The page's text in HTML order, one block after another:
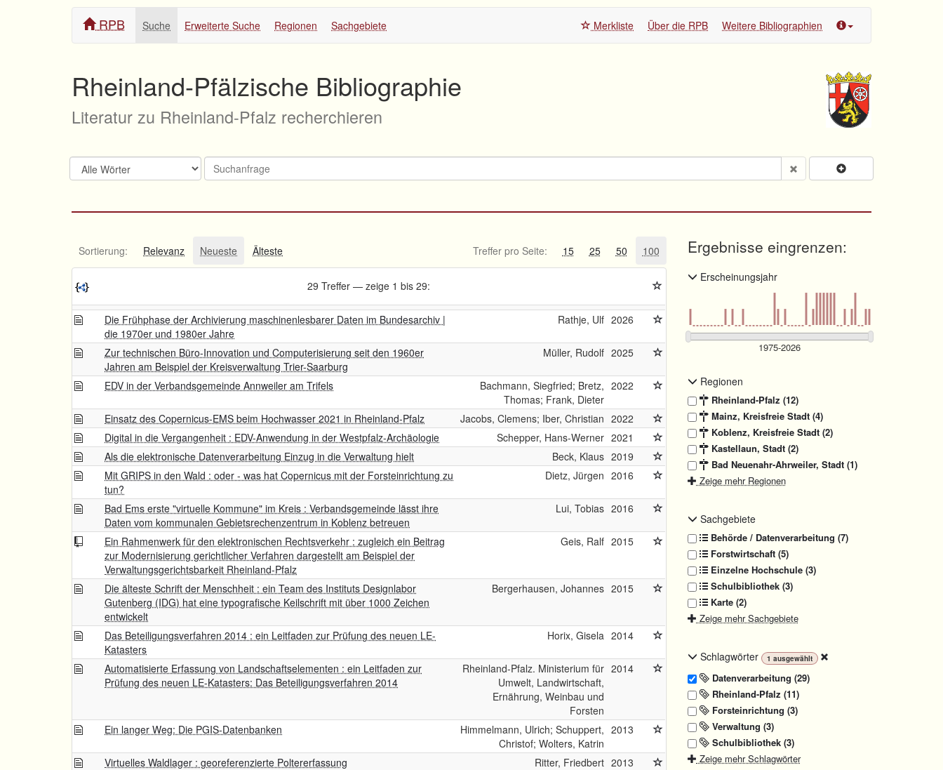
RPB Suche Erweiterte Suche Regionen Sachgebiete Merkliste Über die RPB Weitere Bibliographien
Rheinland-Pfälzische Bibliographie
Literatur zu Rheinland-Pfalz recherchieren
Sortierung: Relevanz Neueste Älteste Treffer pro Seite: 15 25 50 100
29 Treffer — zeige 1 bis 29:
Die Frühphase der Archivierung maschinenlesbarer Daten im Bundesarchiv |
die 1970er und 1980er Jahre
Rathje, Ulf 2026
Zur technischen Büro-Innovation und Computerisierung seit den 1960er
Jahren am Beispiel der Kreisverwaltung Trier-Saarburg
Müller, Rudolf 2025
EDV in der Verbandsgemeinde Annweiler am Trifels
Bachmann, Siegfried; Bretz,
Thomas; Frank, Dieter
2022
Einsatz des Copernicus-EMS beim Hochwasser 2021 in Rheinland-Pfalz Jacobs, Clemens; Iber, Christian 2022
Digital in die Vergangenheit : EDV-Anwendung in der Westpfalz-Archäologie
Schepper, Hans-Werner 2021
Als die elektronische Datenverarbeitung Einzug in die Verwaltung hielt
Beck, Klaus 2019
Mit GRIPS in den Wald : oder - was hat Copernicus mit der Forsteinrichtung zu
tun?
Dietz, Jürgen 2016
Bad Ems erste "virtuelle Kommune" im Kreis : Verbandsgemeinde lässt ihre
Daten vom kommunalen Gebietsrechenzentrum in Koblenz betreuen
Lui, Tobias 2016
Ein Rahmenwerk für den elektronischen Rechtsverkehr : zugleich ein Beitrag
zur Modernisierung gerichtlicher Verfahren dargestellt am Beispiel der
Verwaltungsgerichtsbarkeit Rheinland-Pfalz
Geis, Ralf 2015
Die älteste Schrift der Menschheit : ein Team des Instituts Designlabor
Gutenberg (IDG) hat eine typografische Keilschrift mit über 1000 Zeichen
entwickelt
Bergerhausen, Johannes 2015
Das Beteiligungsverfahren 2014 : ein Leitfaden zur Prüfung des neuen LE-
Katasters
Horix, Gisela 2014
Automatisierte Erfassung von Landschaftselementen : ein Leitfaden zur
Prüfung des neuen LE-Katasters: Das Beteiligungsverfahren 2014
Rheinland-Pfalz. Ministerium für
Umwelt, Landwirtschaft,
Ernährung, Weinbau und
Forsten
2014
Ein langer Weg: Die PGIS-Datenbanken
Himmelmann, Ulrich; Schuppert,
Christof; Wolters, Katrin
2013
Virtuelles Waldlager : georeferenzierte Poltererfassung Ritter, Friedbert 2013
Ergebnisse eingrenzen:
Erscheinungsjahr
Regionen
Rheinland-Pfalz (12)
Mainz, Kreisfreie Stadt (4)
Koblenz, Kreisfreie Stadt (2)
Kastellaun, Stadt (2)
Bad Neuenahr-Ahrweiler, Stadt (1)
Zeige mehr Regionen
Sachgebiete
Behörde / Datenverarbeitung (7)
Forstwirtschaft (5)
Einzelne Hochschule (3)
Schulbibliothek (3)
Karte (2)
Zeige mehr Sachgebiete
Schlagwörter 1 ausgewählt
Datenverarbeitung (29)
Rheinland-Pfalz (11)
Forsteinrichtung (3)
Verwaltung (3)
Schulbibliothek (3)
Zeige mehr Schlagwörter